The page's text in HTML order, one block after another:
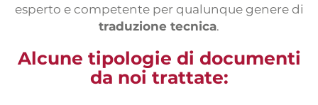
esperto e competente per qualunque genere di
traduzione tecnica.
Alcune tipologie di documenti
da noi trattate: